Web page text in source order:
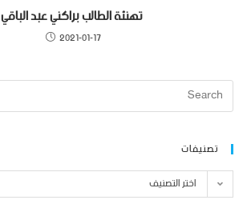
تهنئة الطالب براكني عبد الباقي
2021-01-17
تصنيفات
اختر التصنيف